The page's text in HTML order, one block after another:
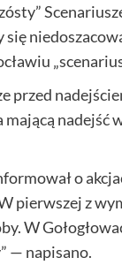
się
przed
nadejść
o
pierwszej z
W
— napisano.